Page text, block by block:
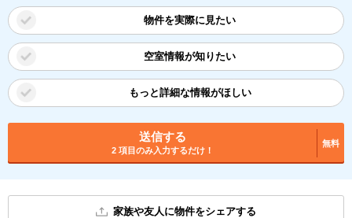
物件を実際に見たい
空室情報が知りたい
もっと詳細な情報がほしい
送信する
2 項目のみ入力するだけ！
無料
家族や友人に物件をシェアする